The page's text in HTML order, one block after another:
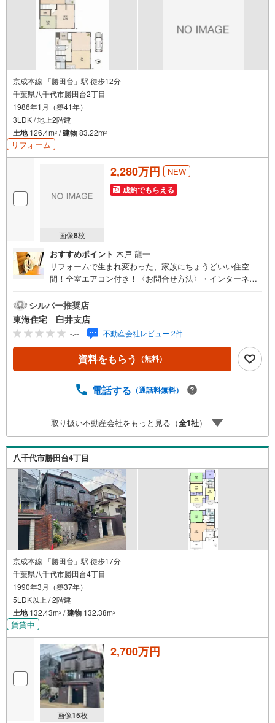
京成本線 「勝田台」駅 徒歩12分
千葉県八千代市勝田台2丁目
1986年1月（築41年）
3LDK / 地上2階建
土地126.4m2 /建物83.22m2
リフォーム
画像8枚
2,280万円 NEW
成約でもらえる
おすすめポイント 木戸 龍一
リフォームで生まれ変わった、家族にちょうどいい住空
間！全室エアコン付き！〈お問合せ方法〉・インターネッ
お電話でお問合せ下さい！・希望日時がありましたら備考
欄等にご記入下さい！〈スタッフ・店舗〉・女性のスタッ
フもおります。・キッズスペース完備！DVDや絵本などを
ご用意しております。〈ご案内〉・ご案内物件により鍵の
手配などの必要な場合がありますので、ご迷惑をお掛けし
ない為にもお早めにお問い合わせ下さいませ。・ご案内の
せて学校やスーパー等もご案内致します。〈住宅ロー
無理のない最適なプランをご提案致します。・諸費用・金
利優遇など何でもご相談下さいませ。〈その他〉・仲介に
よる売却の他、ご希望に応じて当社にて買取のご相談にも
応じます。・掲載物件以外にも多数物件を揃えておりま
す。お気軽にお問い合わせ下さいませ。
シルバー推奨店
東海住宅 臼井支店
-.-- 不動産会社レビュー 2件
資料をもらう （無料）
電話する （通話料無料）
取り扱い不動産会社をもっと見る（全1社）
八千代市勝田台4丁目
京成本線 「勝田台」駅 徒歩17分
千葉県八千代市勝田台4丁目
1990年3月（築37年）
5LDK以上 / 2階建
土地132.43m2 /建物 132.38m2
賃貸中
画像15枚
2,700万円